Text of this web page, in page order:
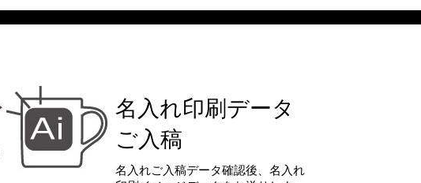
名入れ印刷データ
ご入稿
名入れご入稿データ確認後、名入れ